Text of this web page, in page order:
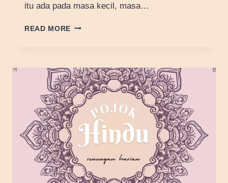
itu ada pada masa kecil, masa…
READ MORE FILOSOFI